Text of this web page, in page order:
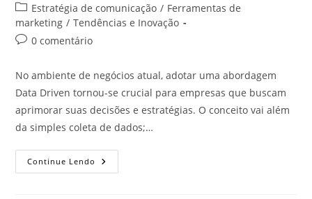
Estratégia de comunicação / Ferramentas de
marketing / Tendências e Inovação
0 comentário
No ambiente de negócios atual, adotar uma abordagem
Data Driven tornou-se crucial para empresas que buscam
aprimorar suas decisões e estratégias. O conceito vai além
da simples coleta de dados;…
Continue Lendo